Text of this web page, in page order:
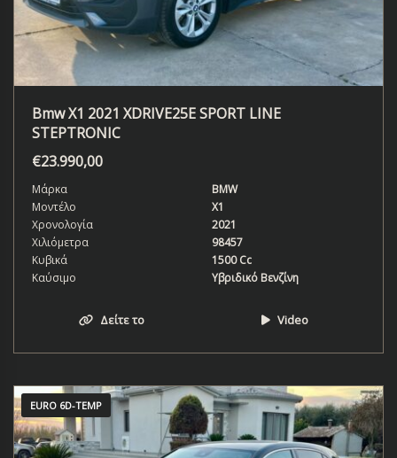
Bmw X1 2021 XDRIVE25E SPORT LINE
STEPTRONIC
€23.990,00
Μάρκα
BMW
Μοντέλο
X1
Χρονολογία
2021
Χιλιόμετρα
98457
Κυβικά
1500 Cc
Καύσιμο
Υβριδικό Βενζίνη
Δείτε το Video
EURO 6D-TEMP